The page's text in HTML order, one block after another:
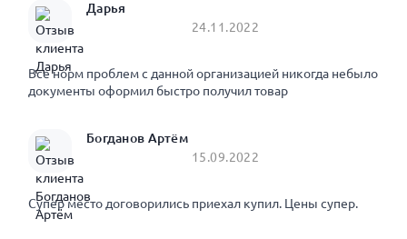
Дарья
24.11.2022
Все норм проблем с данной организацией никогда небыло
документы оформил быстро получил товар
Богданов Артём
15.09.2022
Супер место договорились приехал купил. Цены супер.